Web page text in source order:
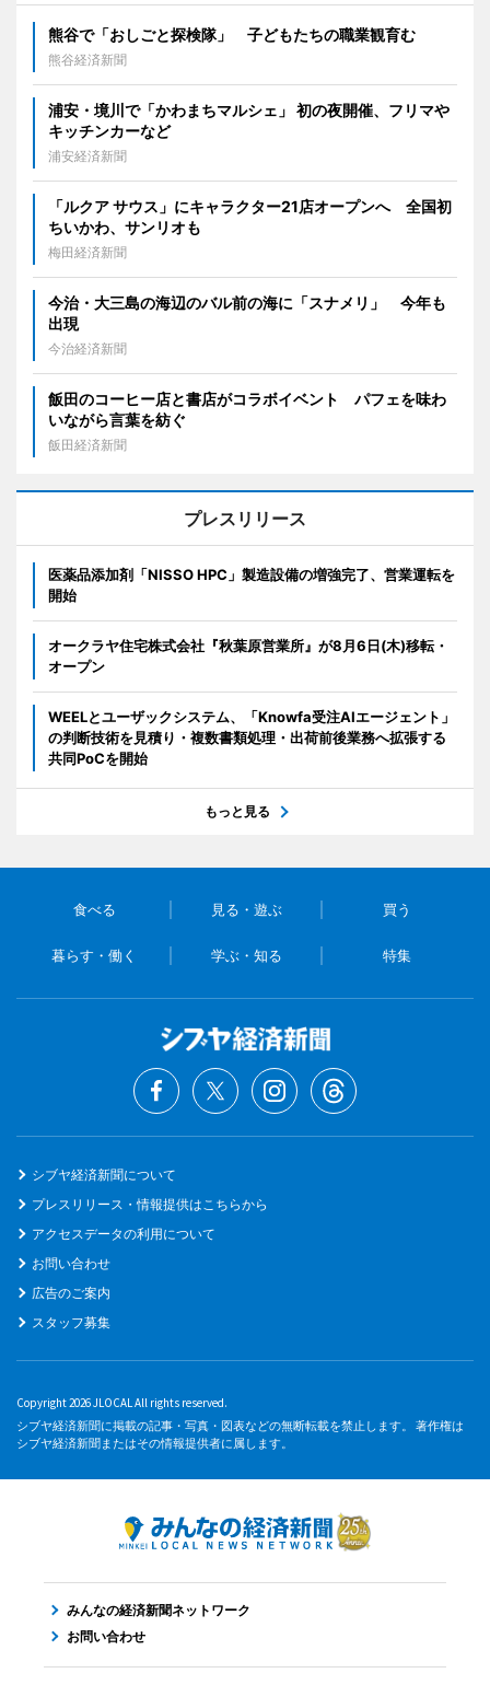
熊谷で「おしごと探検隊」 子どもたちの職業観育む
熊谷経済新聞
浦安・境川で「かわまちマルシェ」 初の夜開催、フリマや
キッチンカーなど
浦安経済新聞
「ルクア サウス」にキャラクター21店オープンへ 全国初
ちいかわ、サンリオも
梅田経済新聞
今治・大三島の海辺のバル前の海に「スナメリ」 今年も
出現
今治経済新聞
飯田のコーヒー店と書店がコラボイベント パフェを味わ
いながら言葉を紡ぐ
飯田経済新聞
プレスリリース
医薬品添加剤「NISSO HPC」製造設備の増強完了、営業運転を
開始
オークラヤ住宅株式会社『秋葉原営業所』が8月6日(木)移転・
オープン
WEELとユーザックシステム、「Knowfa受注AIエージェント」
の判断技術を見積り・複数書類処理・出荷前後業務へ拡張する
共同PoCを開始
もっと見る
食べる 見る・遊ぶ 買う
暮らす・働く 学ぶ・知る 特集
シブヤ経済新聞について
プレスリリース・情報提供はこちらから
アクセスデータの利用について
お問い合わせ
広告のご案内
スタッフ募集
Copyright 2026 JLOCAL All rights reserved.
シブヤ経済新聞に掲載の記事・写真・図表などの無断転載を禁止します。 著作権は
シブヤ経済新聞またはその情報提供者に属します。
みんなの経済新聞ネットワーク
お問い合わせ